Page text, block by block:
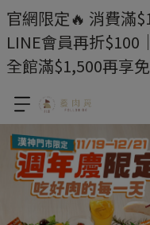
官網限定🔥 消費滿
LINE會員再折$100
全館滿$1,500再享